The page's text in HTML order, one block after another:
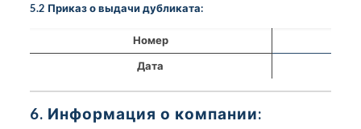
5.2 Приказ о выдачи дубликата:
Номер
Дата
6. Информация о компании: